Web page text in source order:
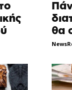
θα